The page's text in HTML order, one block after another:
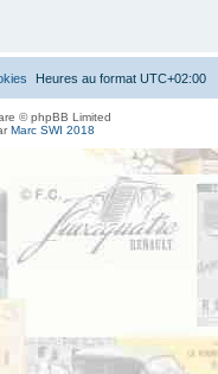
Heures au format UTC+02:00
© phpBB Limited
Marc SWI 2018